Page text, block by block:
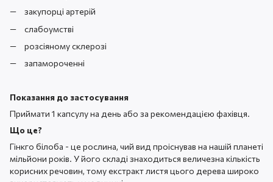
закупорці артерій
слабоумстві
розсіяному склерозі
запамороченні
Показання до застосування
Приймати 1 капсулу на день або за рекомендацією фахівця.
Що це?
Гінкго білоба - це рослина, чий вид проіснував на нашій планеті
мільйони років. У його складі знаходиться величезна кількість
корисних речовин, тому екстракт листя цього дерева широко